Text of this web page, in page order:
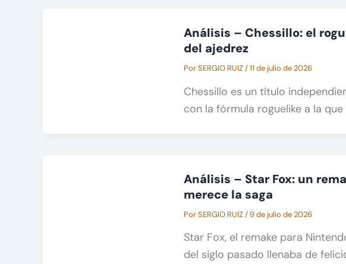
Análisis – Chessillo: el
del ajedrez
PorSERGIO RUIZ/11 de julio de 2026
Chessillo es un título
con la fórmula roguelike a la
Análisis – Star Fox: un
merece la saga
PorSERGIO RUIZ/9 de julio de 2026
Star Fox, el remake para
del siglo pasado llenaba de